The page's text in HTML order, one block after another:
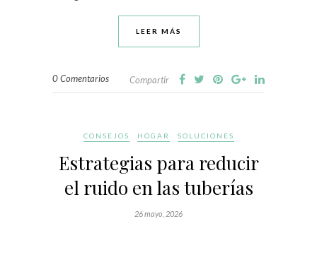
LEER MÁS
0 Comentarios Compartir
CONSEJOS HOGAR SOLUCIONES
Estrategias para reducir
el ruido en las tuberías
26 mayo, 2026